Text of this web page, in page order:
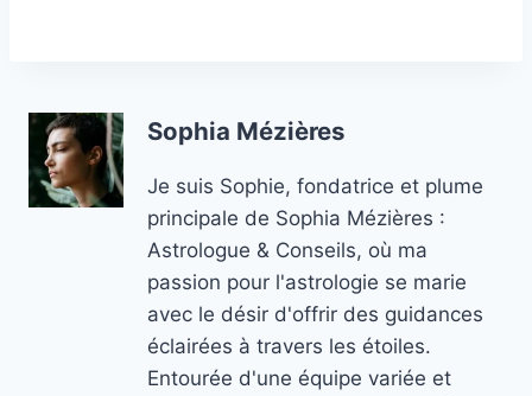
Sophia Mézières
Je suis Sophie, fondatrice et plume
principale de Sophia Mézières :
Astrologue & Conseils, où ma
passion pour l'astrologie se marie
avec le désir d'offrir des guidances
éclairées à travers les étoiles.
Entourée d'une équipe variée et